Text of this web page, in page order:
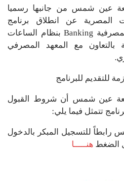
عين شمس من جانبها رسميا
المصرية عن انطلاق برنامج
البكالوريوس في العلوم المصرفية Banking بنظام الساعات
بالتعاون مع المعهد المصرفي
للتقديم للبرنامج
عين شمس أن شروط القبول
تتمثل فيما يلي:
للتسجيل المبكر بالدخول
هنـــــا